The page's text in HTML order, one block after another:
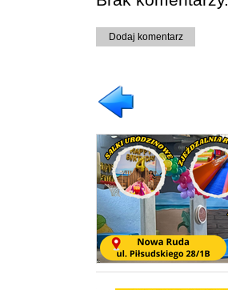
Dodaj komentarz